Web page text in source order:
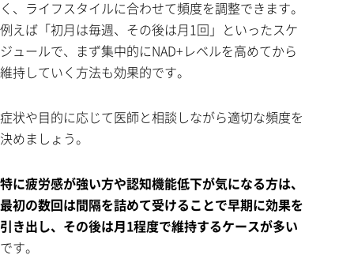
く、ライフスタイルに合わせて頻度を調整できます。
例えば「初月は毎週、その後は月1回」といったスケ
ジュールで、まず集中的にNAD+レベルを高めてから
維持していく方法も効果的です。
症状や目的に応じて医師と相談しながら適切な頻度を
決めましょう。
特に疲労感が強い方や認知機能低下が気になる方は、
最初の数回は間隔を詰めて受けることで早期に効果を
引き出し、その後は月1程度で維持するケースが多い
です。